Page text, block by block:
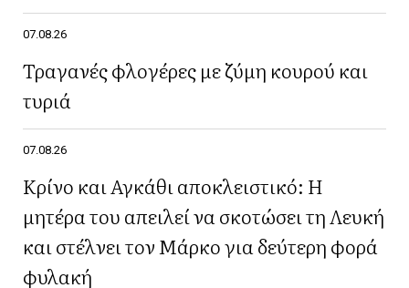
07.08.26
Τραγανές φλογέρες με ζύμη κουρού και
τυριά
07.08.26
Κρίνο και Αγκάθι αποκλειστικό: Η
μητέρα του απειλεί να σκοτώσει τη Λευκή
και στέλνει τον Μάρκο για δεύτερη φορά
φυλακή